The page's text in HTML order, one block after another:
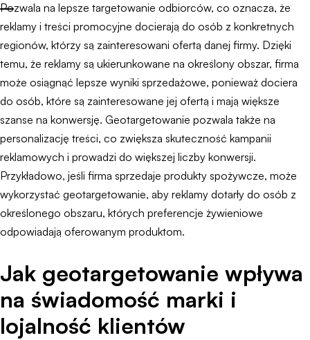
Pozwala na lepsze targetowanie odbiorców, co oznacza, że
reklamy i treści promocyjne docierają do osób z konkretnych
regionów, którzy są zainteresowani ofertą danej firmy. Dzięki
temu, że reklamy są ukierunkowane na określony obszar, firma
może osiągnąć lepsze wyniki sprzedażowe, ponieważ dociera
do osób, które są zainteresowane jej ofertą i mają większe
szanse na konwersję. Geotargetowanie pozwala także na
personalizację treści, co zwiększa skuteczność kampanii
reklamowych i prowadzi do większej liczby konwersji.
Przykładowo, jeśli firma sprzedaje produkty spożywcze, może
wykorzystać geotargetowanie, aby reklamy dotarły do osób z
określonego obszaru, których preferencje żywieniowe
odpowiadają oferowanym produktom.
Jak geotargetowanie wpływa
na świadomość marki i
lojalność klientów